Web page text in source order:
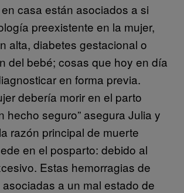
casa están asociados a si
preexistente en la mujer,
alta, diabetes gestacional o
del bebé; cosas que hoy en día
en forma previa.
debería morir en el parto
hecho seguro” asegura Julia y
razón principal de muerte
en el posparto: debido al
Estas hemorragias de
a un mal estado de